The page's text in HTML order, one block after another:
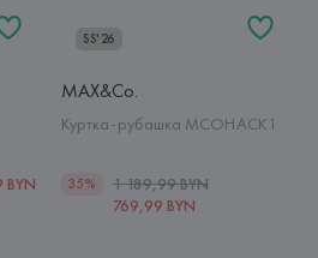
BYN
SS'26
MAX&Co.
Куртка-рубашка MCOHACK1
35%
1 189,99 BYN
769,99 BYN